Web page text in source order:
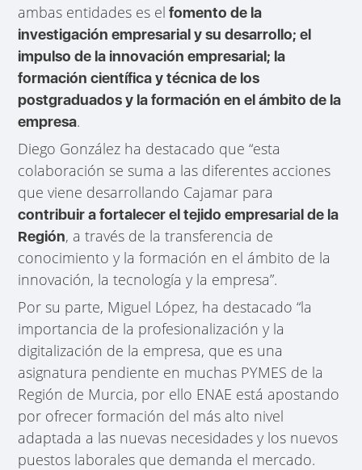
ambas entidades es el fomento de la
investigación empresarial y su desarrollo; el
impulso de la innovación empresarial; la
formación científica y técnica de los
postgraduados y la formación en el ámbito de la
empresa.
Diego González ha destacado que “esta
colaboración se suma a las diferentes acciones
que viene desarrollando Cajamar para
contribuir a fortalecer el tejido empresarial de la
Región, a través de la transferencia de
conocimiento y la formación en el ámbito de la
innovación, la tecnología y la empresa”.
Por su parte, Miguel López, ha destacado “la
importancia de la profesionalización y la
digitalización de la empresa, que es una
asignatura pendiente en muchas PYMES de la
Región de Murcia, por ello ENAE está apostando
por ofrecer formación del más alto nivel
adaptada a las nuevas necesidades y los nuevos
puestos laborales que demanda el mercado.